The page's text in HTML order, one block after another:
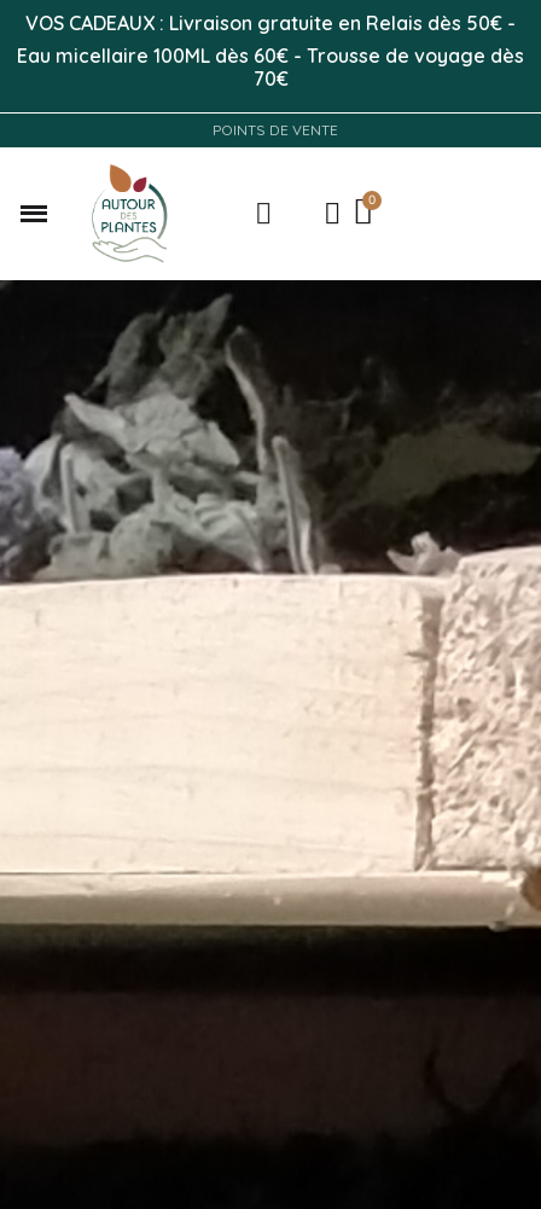
VOS CADEAUX : Livraison gratuite en Relais dès 50€ -
Eau micellaire 100ML dès 60€ - Trousse de voyage dès
70€
POINTS DE VENTE